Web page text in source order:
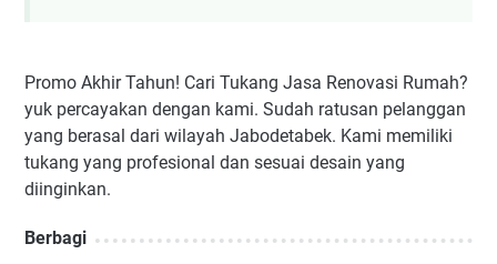
Promo Akhir Tahun! Cari Tukang Jasa Renovasi Rumah?
yuk percayakan dengan kami. Sudah ratusan pelanggan
yang berasal dari wilayah Jabodetabek. Kami memiliki
tukang yang profesional dan sesuai desain yang
diinginkan.
Berbagi